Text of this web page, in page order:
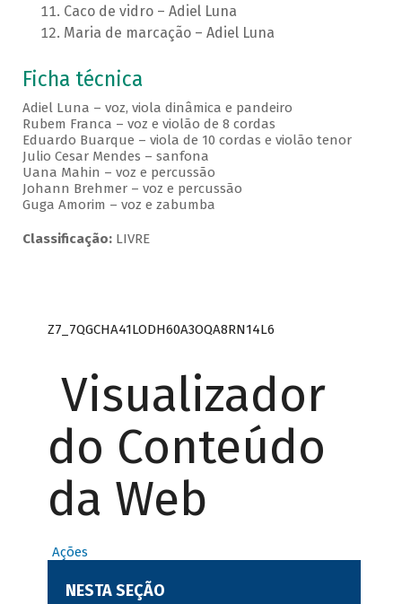
Caco de vidro – Adiel Luna
Maria de marcação – Adiel Luna
Ficha técnica
Adiel Luna – voz, viola dinâmica e pandeiro
Rubem Franca – voz e violão de 8 cordas
Eduardo Buarque – viola de 10 cordas e violão tenor
Julio Cesar Mendes – sanfona
Uana Mahin – voz e percussão
Johann Brehmer – voz e percussão
Guga Amorim – voz e zabumba
Classificação:LIVRE
Z7_7QGCHA41LODH60A3OQA8RN14L6
Visualizador
do Conteúdo
da Web
Ações
NESTA SEÇÃO